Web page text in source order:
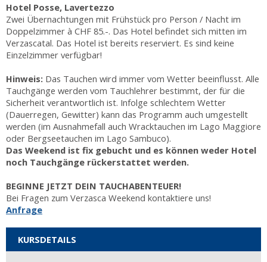
Hotel Posse, Lavertezzo
Zwei Übernachtungen mit Frühstück pro Person / Nacht im
Doppelzimmer à CHF 85.-. Das Hotel befindet sich mitten im
Verzascatal. Das Hotel ist bereits reserviert. Es sind keine
Einzelzimmer verfügbar!
Hinweis: Das Tauchen wird immer vom Wetter beeinflusst. Alle
Tauchgänge werden vom Tauchlehrer bestimmt, der für die
Sicherheit verantwortlich ist. Infolge schlechtem Wetter
(Dauerregen, Gewitter) kann das Programm auch umgestellt
werden (im Ausnahmefall auch Wracktauchen im Lago Maggiore
oder Bergseetauchen im Lago Sambuco).
Das Weekend ist fix gebucht und es können weder Hotel
noch Tauchgänge rückerstattet werden.
BEGINNE JETZT DEIN TAUCHABENTEUER!
Bei Fragen zum Verzasca Weekend kontaktiere uns!
Anfrage
KURSDETAILS